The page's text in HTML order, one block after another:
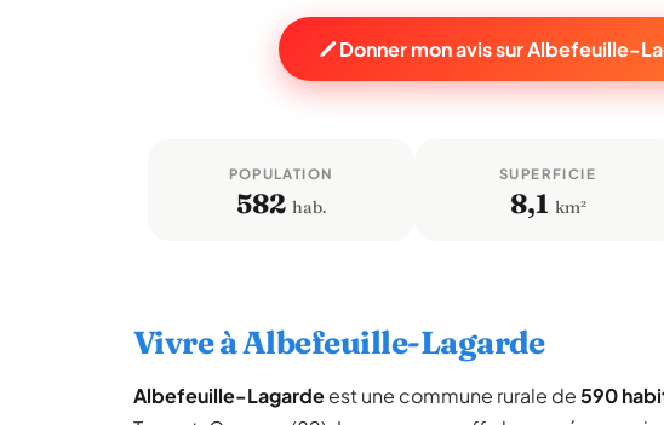
Donner mon avis sur Albefeuille-
POPULATION
582 hab.
SUPERFICIE
8,1 km²
Vivre à Albefeuille-Lagarde
Albefeuille-Lagardeest une commune rurale de590